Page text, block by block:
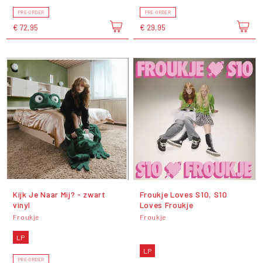
PRE-ORDER
€ 72,95
PRE-ORDER
€ 29,95
Kijk Je Naar Mij? - zwart
vinyl
Froukje
LP
PRE-ORDER
Froukje Loves S10, S10
Loves Froukje
Froukje
LP